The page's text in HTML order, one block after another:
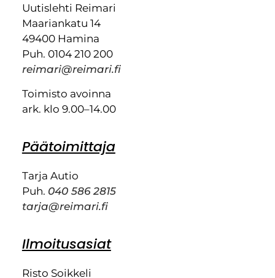
Uutislehti Reimari
Maariankatu 14
49400 Hamina
Puh. 0104 210 200
reimari@reimari.fi
Toimisto avoinna
ark. klo 9.00–14.00
Päätoimittaja
Tarja Autio
Puh. 040 586 2815
tarja@reimari.fi
Ilmoitusasiat
Risto Soikkeli